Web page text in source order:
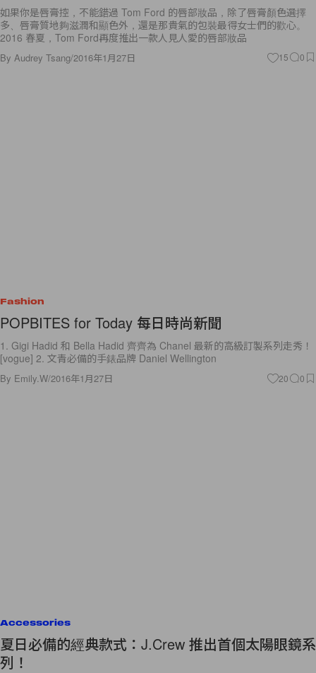
如果你是唇膏控，不能錯過 Tom Ford 的唇部妝品，除了唇膏顏色選擇
多、唇膏質地夠滋潤和顯色外，還是那貴氣的包裝最得女士們的歡心。
2016 春夏，Tom Ford再度推出一款人見人愛的唇部妝品
By Audrey Tsang/2016年1月27日 15 0
Fashion
POPBITES for Today 每日時尚新聞
1. Gigi Hadid 和 Bella Hadid 齊齊為 Chanel 最新的高級訂製系列走秀！
[vogue] 2. 文青必備的手錶品牌 Daniel Wellington
By Emily.W/2016年1月27日 20 0
Accessories
夏日必備的經典款式：J.Crew 推出首個太陽眼鏡系
列！